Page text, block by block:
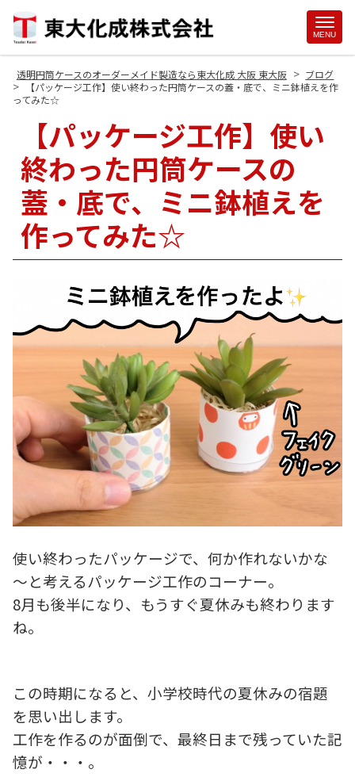
MENU
透明円筒ケースのオーダーメイド製造なら東大化成 大阪 東大阪 > ブログ
>
【パッケージ工作】使い終わった円筒ケースの蓋・底で、ミニ鉢植えを作
ってみた☆
【パッケージ工作】使い
終わった円筒ケースの
蓋・底で、ミニ鉢植えを
作ってみた☆
使い終わったパッケージで、何か作れないかな
～と考えるパッケージ工作のコーナー。
8月も後半になり、もうすぐ夏休みも終わります
ね。
この時期になると、小学校時代の夏休みの宿題
を思い出します。
工作を作るのが面倒で、最終日まで残っていた記
憶が・・・。
Site
Footer